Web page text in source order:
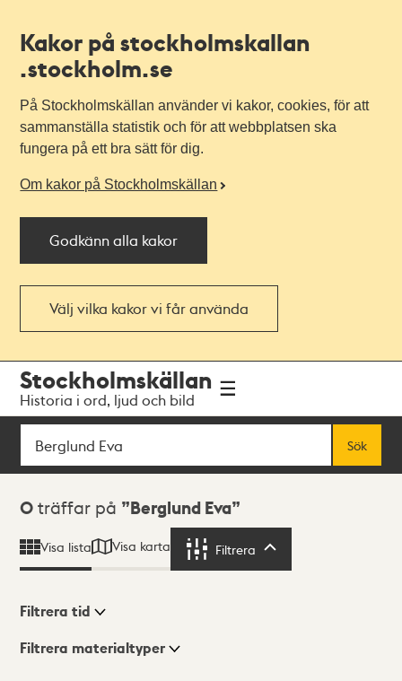
Kakor på stockholmskallan
.stockholm.se
På Stockholmskällan använder vi kakor, cookies, för att
sammanställa statistik och för att webbplatsen ska
fungera på ett bra sätt för dig.
Om kakor på Stockholmskällan
Godkänn alla kakor
Välj vilka kakor vi får använda
navigationen
huvudinnehållet
Stockholmskällan
Historia i ord, ljud och bild
Sök
Sök
Sökresultat
0 träffar på Berglund Eva
Visa lista Visa karta Filtrera
Visningsläge
Filtrera tid
Filtrera materialtyper